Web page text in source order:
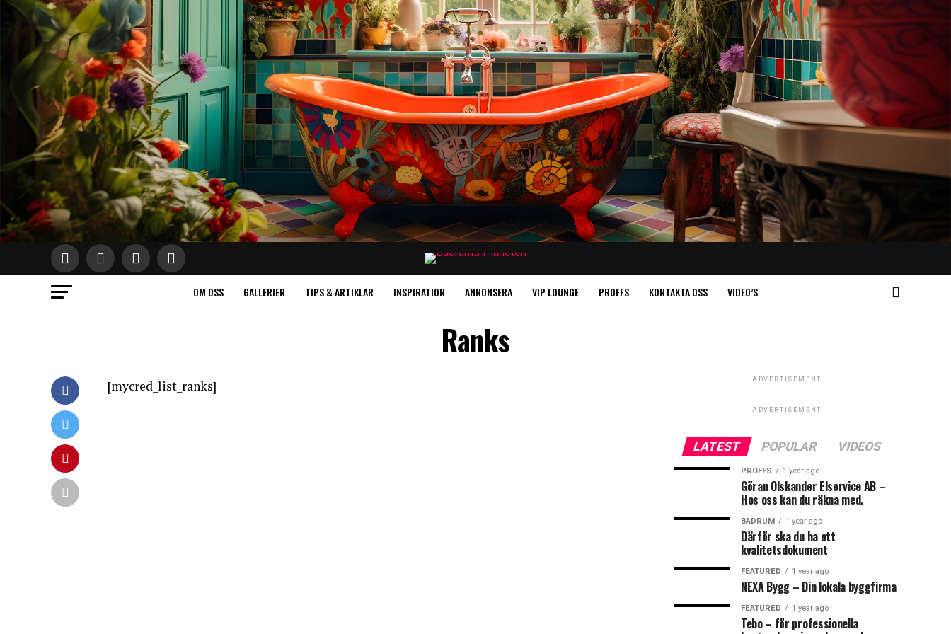
OM OSS GALLERIER TIPS & ARTIKLAR INSPIRATION ANNONSERA VIP LOUNGE PROFFS KONTAKTA OSS VIDEO’S
Ranks
[mycred_list_ranks] ADVERTISEMENT
ADVERTISEMENT
LATEST POPULAR VIDEOS
PROFFS 1 year ago
Göran Olskander Elservice AB –
Hos oss kan du räkna med.
BADRUM 1 year ago
Därför ska du ha ett
kvalitetsdokument
FEATURED 1 year ago
NEXA Bygg – Din lokala byggfirma
FEATURED 1 year ago
Tebo – för professionella